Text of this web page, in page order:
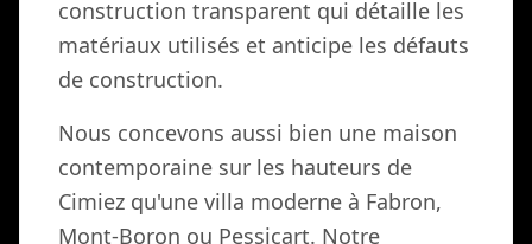
construction transparent qui détaille les
matériaux utilisés et anticipe les défauts
de construction.
Nous concevons aussi bien une maison
contemporaine sur les hauteurs de
Cimiez qu'une villa moderne à Fabron,
Mont-Boron ou Pessicart. Notre